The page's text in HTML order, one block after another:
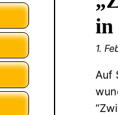
in
1.
Auf